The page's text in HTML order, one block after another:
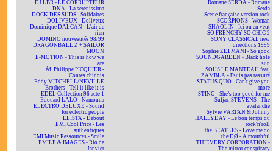
DJ LBR - LE CORRUPTEUR
DNA - La serenissima
DOCK DES SUDS - Solidaires
DOLIVEUX - Doliveux
Dominique DALCAN - L'air de
rien
DOMINO nouveautés 98/99
DRAGONBALL Z + SAILOR
MOON
E-MOTION - This is how we
are
éd. Philippe PICQUIER -
Contes chinois
Eddy MITCHELL/NEVILLE
Brothers - Tell it like it is
EDEL Collection 96 acte 1
Edouard LALO - Namouna
ELECTRO DELUXE - Sound
for eclectic people
ELISTA - Debout
EMI Cool Price - Les
authentiques
EMI Music Ressources - Smile
EMILE & IMAGES - Rio de
Janvier
Romane SERDA - Romane
Serda
Scène française version rock
SCORPIONS - Woman
SHAOLIN - Ici on en veut
SO FRENCHY SO CHIC 2
SONY CLASSICAL new
directions 1999
Sophie ZELMANI - So good
SOUNDGARDEN - Black hole
sun
SOUS LE MANTEAU feat.
ZAMBLA - J'suis pas rassuré
STATUS QUO - Can't give you
more
STING - She's too good for me
Sufjan STEVENS - The
avalanche
Sylvie VARTAN & Johnny
HALLYDAY - Le bon temps du
rock'n'roll
the BEATLES - Love me do
the DØ - A mouthful
THIEVERY CORPORATION -
The mirror conspiracy